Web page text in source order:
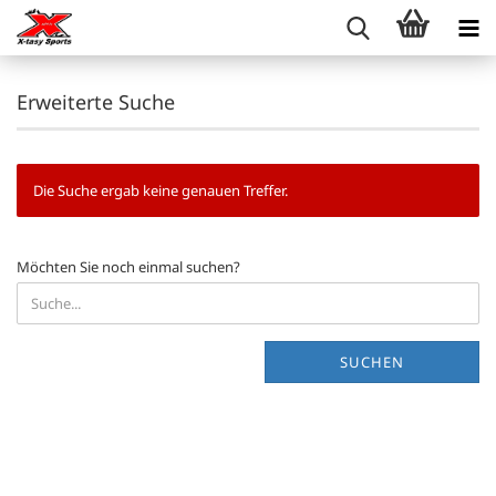
Erweiterte Suche
Die Suche ergab keine genauen Treffer.
MÖCHTEN
SIE
NOCH
EINMAL
Möchten Sie noch einmal suchen?
SUCHEN